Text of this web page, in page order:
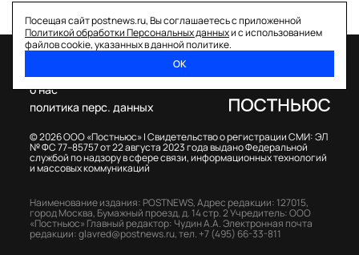
Посещая сайт postnews.ru, Вы соглашаетесь с приложенной
Политикой обработки Персональных данныхи с использованием
файлов cookie, указанных в данной политике.
ОК
© 2026 ООО «Постньюс» |Свидетельство о регистрации СМИ: ЭЛ
№ ФС 77–85757 от 22 августа 2023 года выдано Федеральной
службой по надзору в сфере связи, информационных технологий
и массовых коммуникаций
о нас
политика перс. данных
Наименование издания: POSTNEWS,Адрес редакции: 127015,
город Москва, Бумажный проезд, д. 14 стр. 2Учредитель: ООО
«Постньюс» Главный редактор: Чудин А.А.Электронная почта
редакции:glavred@postnews.ru,тел. +7 (495) 66-33-811